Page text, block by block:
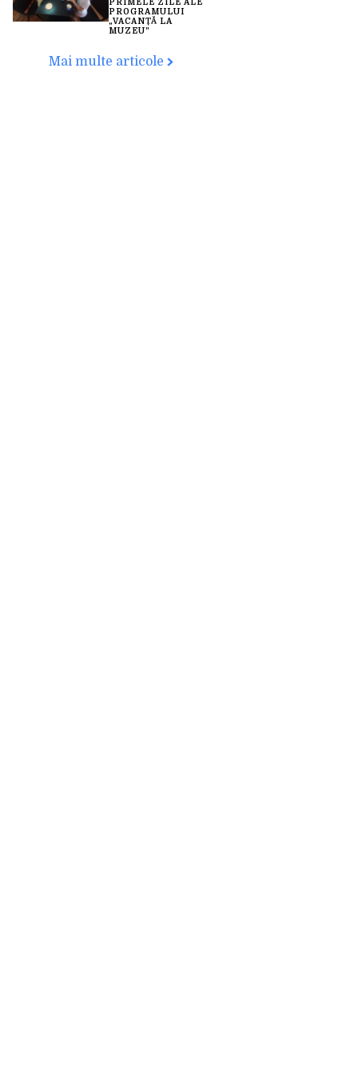
PRIMELE ZILE ALE
PROGRAMULUI
„VACANȚĂ LA
MUZEU”
Mai multe articole